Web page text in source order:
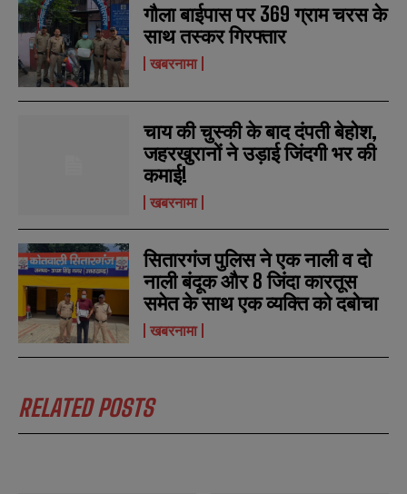
गौला बाईपास पर 369 ग्राम चरस के
साथ तस्कर गिरफ्तार
खबरनामा
चाय की चुस्की के बाद दंपती बेहोश,
जहरखुरानों ने उड़ाई जिंदगी भर की
कमाई!
खबरनामा
सितारगंज पुलिस ने एक नाली व दो
नाली बंदूक और 8 जिंदा कारतूस
समेत के साथ एक व्यक्ति को दबोचा
खबरनामा
RELATED POSTS